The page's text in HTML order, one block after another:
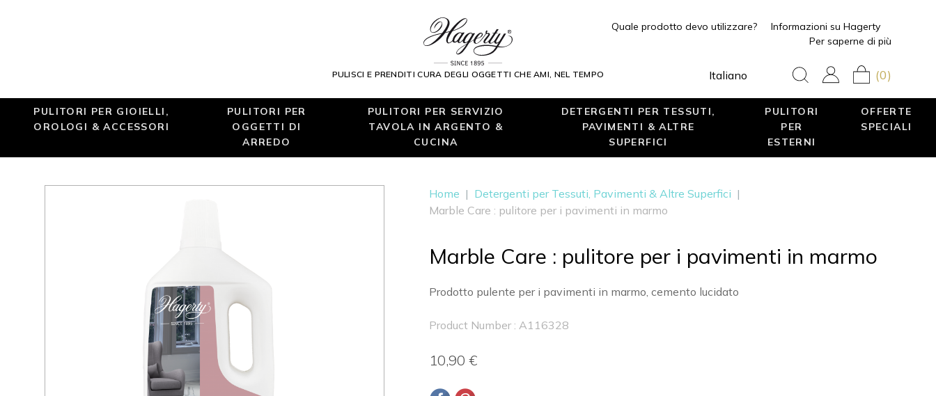
PULISCI E PRENDITI CURA DEGLI OGGETTI CHE AMI, NEL TEMPO
Quale prodotto devo utilizzare?
Informazioni su Hagerty
Per saperne di più
Italiano (0)
PULITORI PER GIOIELLI,
OROLOGI & ACCESSORI
PULITORI PER
OGGETTI DI
ARREDO
PULITORI PER SERVIZIO
TAVOLA IN ARGENTO &
CUCINA
DETERGENTI PER TESSUTI,
PAVIMENTI & ALTRE
SUPERFICI
PULITORI
PER
ESTERNI
OFFERTE
SPECIALI
Home | Detergenti per Tessuti, Pavimenti & Altre Superfici |
Marble Care : pulitore per i pavimenti in marmo
Marble Care : pulitore per i pavimenti in marmo
Prodotto pulente per i pavimenti in marmo, cemento lucidato
Product Number : A116328
10,90 €